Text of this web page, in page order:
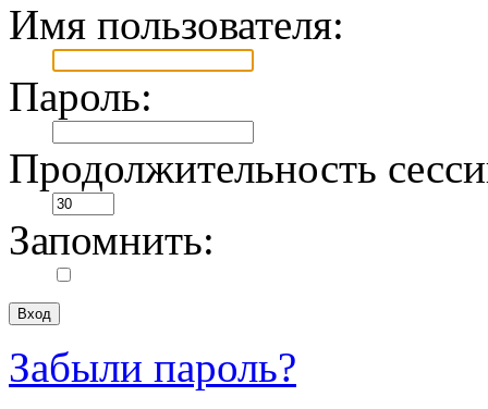
Имя пользователя:
Пароль:
Продолжительность
Запомнить:
Забыли пароль?